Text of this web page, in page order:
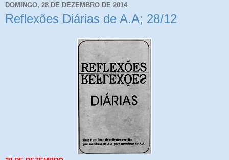
DOMINGO, 28 DE DEZEMBRO DE 2014
Reflexões Diárias de A.A; 28/12